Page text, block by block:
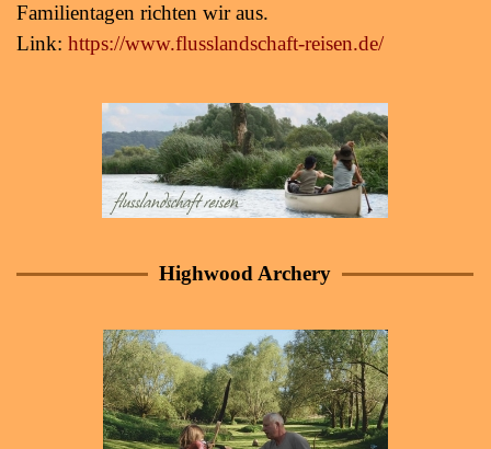
Familientagen richten wir aus.
Link: https://www.flusslandschaft-reisen.de/
Highwood Archery